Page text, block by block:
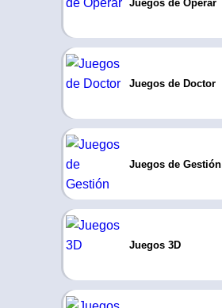
Juegos de Operar
Juegos de Doctor
Juegos de Gestión
Juegos 3D